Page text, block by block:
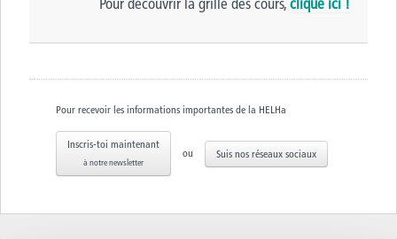
Pour recevoir les informations importantes de la HELHa
Inscris-toi maintenant
à notre newsletter
ou Suis nos réseaux sociaux